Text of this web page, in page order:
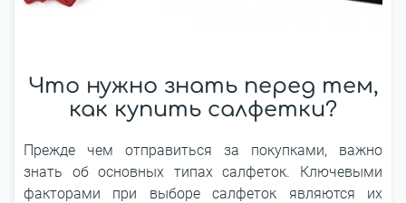
Что нужно знать перед тем,
как купить салфетки?
Прежде чем отправиться за покупками, важно
знать об основных типах салфеток. Ключевыми
факторами при выборе салфеток являются их